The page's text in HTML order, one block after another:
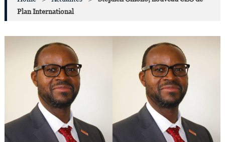
Plan International